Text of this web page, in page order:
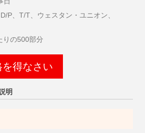
P、T/T、ウェスタン・ユニオン、
りの500部分
得なさい
明